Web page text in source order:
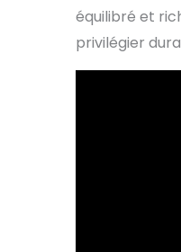
équilibré et
privilégier